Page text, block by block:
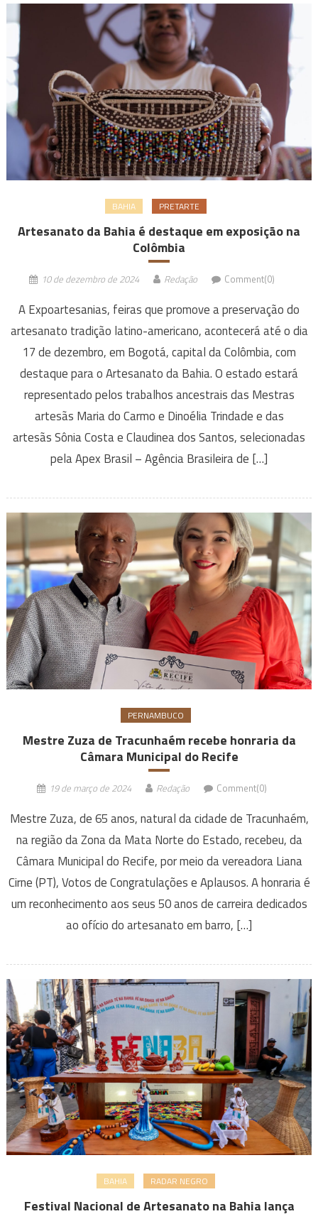
BAHIA PRETARTE
Artesanato da Bahia é destaque em exposição na
Colômbia
10 de dezembro de 2024 Redação Comment(0)
A Expoartesanias, feiras que promove a preservação do
artesanato tradição latino-americano, acontecerá até o dia
17 de dezembro, em Bogotá, capital da Colômbia, com
destaque para o Artesanato da Bahia. O estado estará
representado pelos trabalhos ancestrais das Mestras
artesãs Maria do Carmo e Dinoélia Trindade e das
artesãs Sônia Costa e Claudinea dos Santos, selecionadas
pela Apex Brasil – Agência Brasileira de […]
PERNAMBUCO
Mestre Zuza de Tracunhaém recebe honraria da
Câmara Municipal do Recife
19 de março de 2024 Redação Comment(0)
Mestre Zuza, de 65 anos, natural da cidade de Tracunhaém,
na região da Zona da Mata Norte do Estado, recebeu, da
Câmara Municipal do Recife, por meio da vereadora Liana
Cirne (PT), Votos de Congratulações e Aplausos. A honraria é
um reconhecimento aos seus 50 anos de carreira dedicados
ao ofício do artesanato em barro, […]
BAHIA RADAR NEGRO
Festival Nacional de Artesanato na Bahia lança